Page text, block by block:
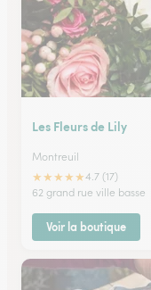
Les Fleurs de Lily
Montreuil
★★★★★4.7 (17)
62 grand rue ville basse
Voir la boutique